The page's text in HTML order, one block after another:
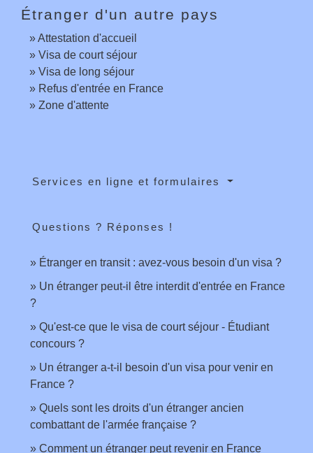
Étranger d'un autre pays
Attestation d'accueil
Visa de court séjour
Visa de long séjour
Refus d'entrée en France
Zone d'attente
Services en ligne et formulaires
Questions ? Réponses !
Étranger en transit : avez-vous besoin d'un visa ?
Un étranger peut-il être interdit d'entrée en France
?
Qu'est-ce que le visa de court séjour - Étudiant
concours ?
Un étranger a-t-il besoin d'un visa pour venir en
France ?
Quels sont les droits d'un étranger ancien
combattant de l'armée française ?
Comment un étranger peut revenir en France